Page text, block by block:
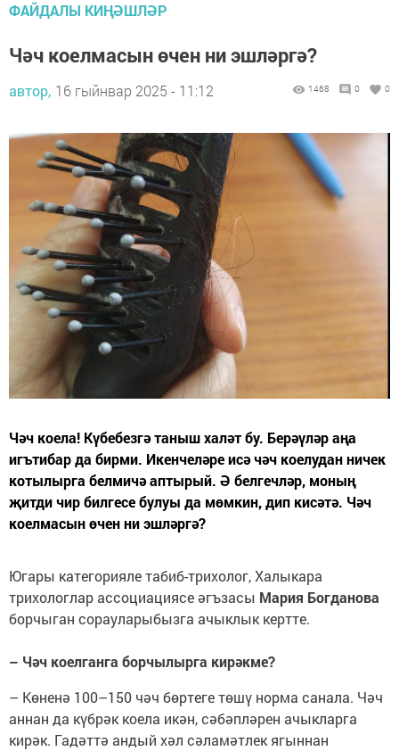
ФАЙДАЛЫ КИҢӘШЛӘР
Чәч коелмасын өчен ни эшләргә?
автор, 16 гыйнвар 2025 - 11:12 1468 0 0
Чәч коела! Күбебезгә таныш халәт бу. Берәүләр аңа
игътибар да бирми. Икенчеләре исә чәч коелудан ничек
котылырга белмичә аптырый. Ә белгечләр, моның
җитди чир билгесе булуы да мөмкин, дип кисәтә. Чәч
коелмасын өчен ни эшләргә?
Югары категорияле табиб-трихолог, Халыкара
трихологлар ассоциациясе әгъзасы Мария Богданова
борчыган сорауларыбызга ачыклык кертте.
– Чәч коелганга борчылырга кирәкме?
– Көненә 100–150 чәч бөртеге төшү норма санала. Чәч
аннан да күбрәк коела икән, сәбәпләрен ачыкларга
кирәк. Гадәттә андый хәл сәламәтлек ягыннан